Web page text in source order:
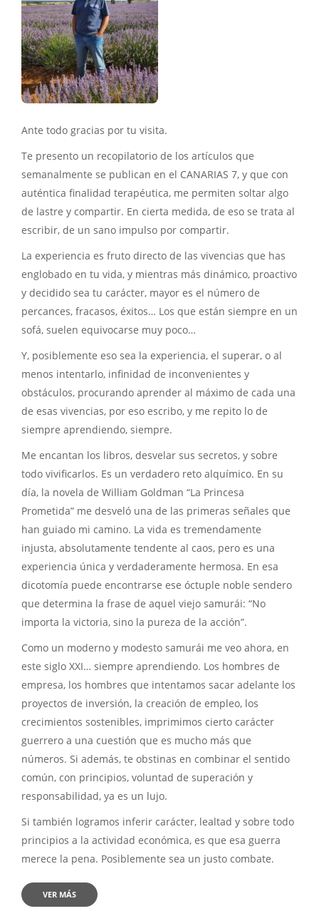
Ante todo gracias por tu visita.
Te presento un recopilatorio de los artículos que
semanalmente se publican en el CANARIAS 7, y que con
auténtica finalidad terapéutica, me permiten soltar algo
de lastre y compartir. En cierta medida, de eso se trata al
escribir, de un sano impulso por compartir.
La experiencia es fruto directo de las vivencias que has
englobado en tu vida, y mientras más dinámico, proactivo
y decidido sea tu carácter, mayor es el número de
percances, fracasos, éxitos… Los que están siempre en un
sofá, suelen equivocarse muy poco…
Y, posiblemente eso sea la experiencia, el superar, o al
menos intentarlo, infinidad de inconvenientes y
obstáculos, procurando aprender al máximo de cada una
de esas vivencias, por eso escribo, y me repito lo de
siempre aprendiendo, siempre.
Me encantan los libros, desvelar sus secretos, y sobre
todo vivificarlos. Es un verdadero reto alquímico. En su
día, la novela de William Goldman “La Princesa
Prometida” me desveló una de las primeras señales que
han guiado mi camino. La vida es tremendamente
injusta, absolutamente tendente al caos, pero es una
experiencia única y verdaderamente hermosa. En esa
dicotomía puede encontrarse ese óctuple noble sendero
que determina la frase de aquel viejo samurái: “No
importa la victoria, sino la pureza de la acción”.
Como un moderno y modesto samurái me veo ahora, en
este siglo XXI… siempre aprendiendo. Los hombres de
empresa, los hombres que intentamos sacar adelante los
proyectos de inversión, la creación de empleo, los
crecimientos sostenibles, imprimimos cierto carácter
guerrero a una cuestión que es mucho más que
números. Si además, te obstinas en combinar el sentido
común, con principios, voluntad de superación y
responsabilidad, ya es un lujo.
Si también logramos inferir carácter, lealtad y sobre todo
principios a la actividad económica, es que esa guerra
merece la pena. Posiblemente sea un justo combate.
VER MÁS